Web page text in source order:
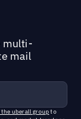
multi-
mail
uberall groupto